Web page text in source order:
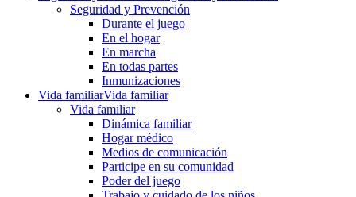
Seguridad y Prevención
Durante el juego
En el hogar
En marcha
En todas partes
Inmunizaciones
Vida familiarVida familiar
Vida familiar
Dinámica familiar
Hogar médico
Medios de comunicación
Participe en su comunidad
Poder del juego